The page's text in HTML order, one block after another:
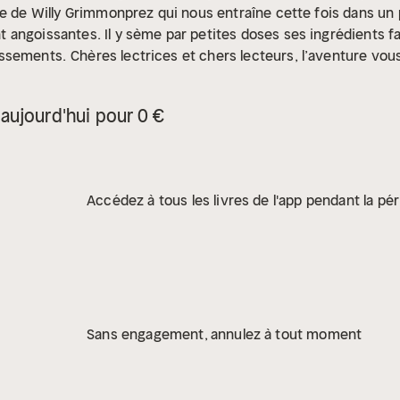
de Willy Grimmonprez qui nous entraîne cette fois dans
angoissantes. Il y sème par petites doses ses ingrédients
Chères lectrices et chers lecteurs, l’aventure
3 “Histoire Insolite”, dans le recueil 4 “La Traque” qui
pour 0 €
Accédez à tous les livres de l'app pendant la
Sans engagement, annulez à tout moment